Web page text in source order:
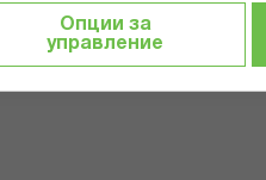
Опции за
управление